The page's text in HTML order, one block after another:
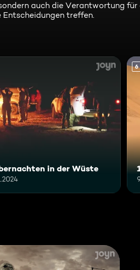
auch die Verantwortung für
Entscheidungen treffen.
in der Wüste
6